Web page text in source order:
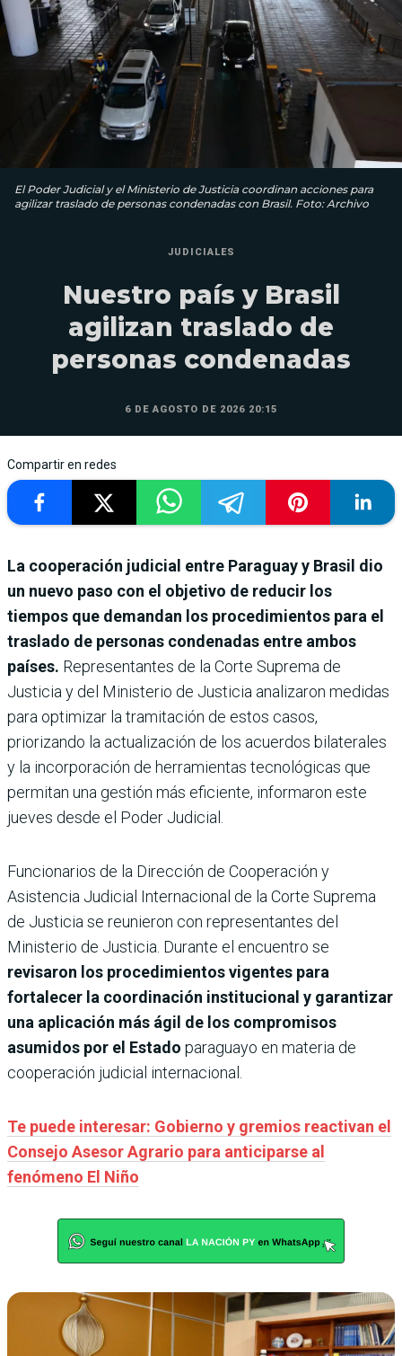
El Poder Judicial y el Ministerio de Justicia coordinan acciones para
agilizar traslado de personas condenadas con Brasil. Foto: Archivo
JUDICIALES
Nuestro país y Brasil
agilizan traslado de
personas condenadas
6 DE AGOSTO DE 2026 20:15
Compartir en redes
La cooperación judicial entre Paraguay y Brasil dio
un nuevo paso con el objetivo de reducir los
tiempos que demandan los procedimientos para el
traslado de personas condenadas entre ambos
países. Representantes de la Corte Suprema de
Justicia y del Ministerio de Justicia analizaron medidas
para optimizar la tramitación de estos casos,
priorizando la actualización de los acuerdos bilaterales
y la incorporación de herramientas tecnológicas que
permitan una gestión más eficiente, informaron este
jueves desde el Poder Judicial.
Funcionarios de la Dirección de Cooperación y
Asistencia Judicial Internacional de la Corte Suprema
de Justicia se reunieron con representantes del
Ministerio de Justicia. Durante el encuentro se
revisaron los procedimientos vigentes para
fortalecer la coordinación institucional y garantizar
una aplicación más ágil de los compromisos
asumidos por el Estado paraguayo en materia de
cooperación judicial internacional.
Te puede interesar: Gobierno y gremios reactivan el
Consejo Asesor Agrario para anticiparse al
fenómeno El Niño